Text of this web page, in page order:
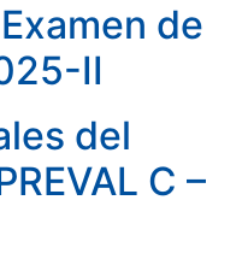
de
II
del
C –